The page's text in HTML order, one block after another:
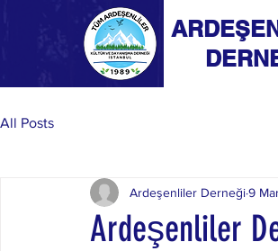
All Posts
Ardeşenliler
Ardeşenliler Derneği9